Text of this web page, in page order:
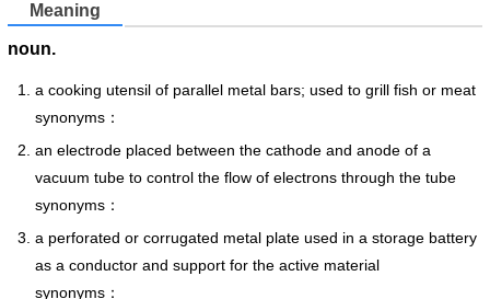
Meaning
noun.
a cooking utensil of parallel metal bars; used to grill fish or meat
synonyms：
an electrode placed between the cathode and anode of a
vacuum tube to control the flow of electrons through the tube
synonyms：
a perforated or corrugated metal plate used in a storage battery
as a conductor and support for the active material
synonyms：